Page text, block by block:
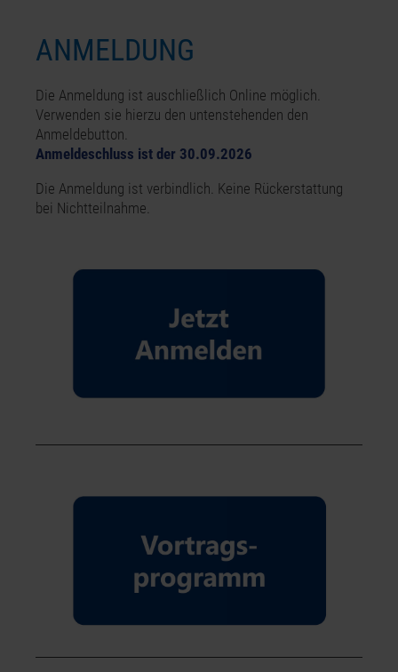
ANMELDUNG
Die Anmeldung ist auschließlich Online möglich.
Verwenden sie hierzu den untenstehenden den
Anmeldebutton.
Anmeldeschluss ist der 30.09.2026
Die Anmeldung ist verbindlich. Keine Rückerstattung
bei Nichtteilnahme.